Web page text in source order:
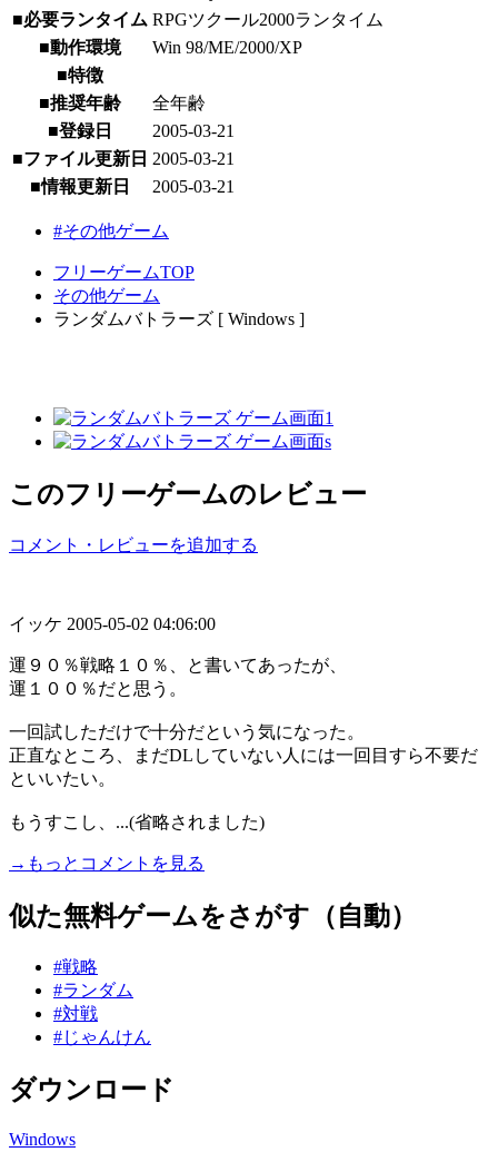
■必要ランタイム RPGツクール2000ランタイム
■動作環境
Win 98/ME/2000/XP
■特徴
■推奨年齢
全年齢
■登録日
2005-03-21
■ファイル更新日 2005-03-21
■情報更新日
2005-03-21
#その他ゲーム
フリーゲームTOP
その他ゲーム
ランダムバトラーズ [ Windows ]
このフリーゲームのレビュー
コメント・レビューを追加する
イッケ 2005-05-02 04:06:00
運９０％戦略１０％、と書いてあったが、
運１００％だと思う。
一回試しただけで十分だという気になった。
正直なところ、まだDLしていない人には一回目すら不要だ
といいたい。
もうすこし、...(省略されました)
→もっとコメントを見る
似た無料ゲームをさがす（自動）
#戦略
#ランダム
#対戦
#じゃんけん
ダウンロード
Windows